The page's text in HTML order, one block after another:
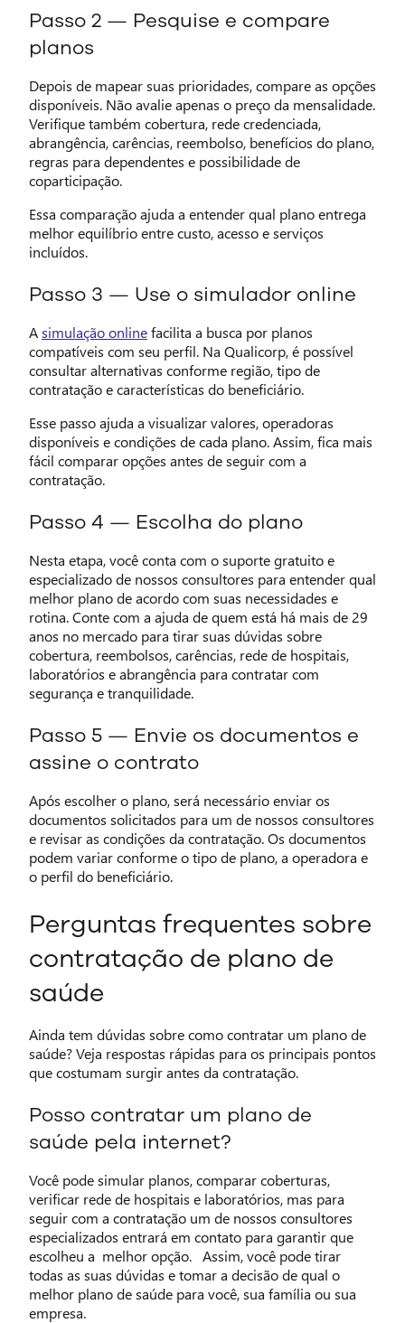
Passo 2 — Pesquise e compare
planos
Depois de mapear suas prioridades, compare as opções
disponíveis. Não avalie apenas o preço da mensalidade.
Verifique também cobertura, rede credenciada,
abrangência, carências, reembolso, benefícios do plano,
regras para dependentes e possibilidade de
coparticipação.
Essa comparação ajuda a entender qual plano entrega
melhor equilíbrio entre custo, acesso e serviços
incluídos.
Passo 3 — Use o simulador online
Asimulação onlinefacilita a busca por planos
compatíveis com seu perfil. Na Qualicorp, é possível
consultar alternativas conforme região, tipo de
contratação e características do beneficiário.
Esse passo ajuda a visualizar valores, operadoras
disponíveis e condições de cada plano. Assim, fica mais
fácil comparar opções antes de seguir com a
contratação.
Passo 4 — Escolha do plano
Nesta etapa, você conta com o suporte gratuito e
especializado de nossos consultores para entender qual
melhor plano de acordo com suas necessidades e
rotina. Conte com a ajuda de quem está há mais de 29
anos no mercado para tirar suas dúvidas sobre
cobertura, reembolsos, carências, rede de hospitais,
laboratórios e abrangência para contratar com
segurança e tranquilidade.
Passo 5 — Envie os documentos e
assine o contrato
Após escolher o plano, será necessário enviar os
documentos solicitados para um de nossos consultores
e revisar as condições da contratação. Os documentos
podem variar conforme o tipo de plano, a operadora e
o perfil do beneficiário.
Perguntas frequentes sobre
contratação de plano de
saúde
Ainda tem dúvidas sobre como contratar um plano de
saúde? Veja respostas rápidas para os principais pontos
que costumam surgir antes da contratação.
Posso contratar um plano de
saúde pela internet?
Você pode simular planos, comparar coberturas,
verificar rede de hospitais e laboratórios, mas para
seguir com a contratação um de nossos consultores
especializados entrará em contato para garantir que
escolheu a melhor opção. Assim, você pode tirar
todas as suas dúvidas e tomar a decisão de qual o
melhor plano de saúde para você, sua família ou sua
empresa.